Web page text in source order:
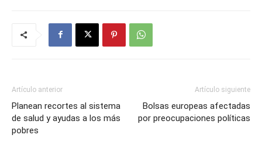
Artículo anterior
Planean recortes al sistema
de salud y ayudas a los más
pobres
Artículo siguiente
Bolsas europeas afectadas
por preocupaciones políticas